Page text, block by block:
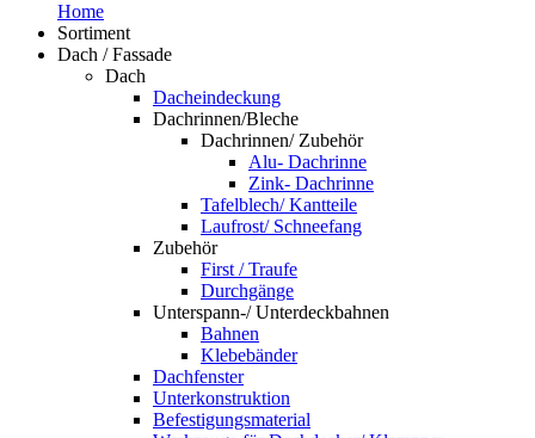
Home
Sortiment
Dach / Fassade
Dach
Dacheindeckung
Dachrinnen/Bleche
Dachrinnen/ Zubehör
Alu- Dachrinne
Zink- Dachrinne
Tafelblech/ Kantteile
Laufrost/ Schneefang
Zubehör
First / Traufe
Durchgänge
Unterspann-/ Unterdeckbahnen
Bahnen
Klebebänder
Dachfenster
Unterkonstruktion
Befestigungsmaterial